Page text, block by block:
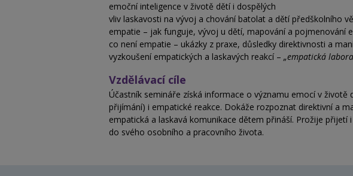
emoční inteligence v životě dětí i dospělých
vliv laskavosti na vývoj a chování batolat a dětí předškolního
empatie – jak funguje, vývoj u dětí, mapování a pojmenování
co není empatie – ukázky z praxe, důsledky direktivnosti a
vyzkoušení empatických a laskavých reakcí – „empatická
Vzdělávací cíle
Účastník semináře získá informace o významu emocí v
přijímání) i empatické reakce. Dokáže rozpoznat direktivní a
empatická a laskavá komunikace dětem přináší. Prožije
do svého osobního a pracovního života.